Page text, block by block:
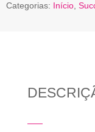
Categorias: Início